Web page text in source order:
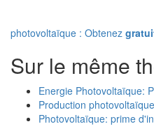
photovoltaïque : Obtenez
Sur le même
Energie Photovoltaïque:
Production photovoltaïque
Photovoltaïque: prime